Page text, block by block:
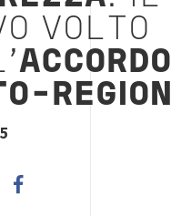
VOLTO
ACCORDO
REGIONI
Twitter